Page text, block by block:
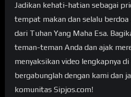
Jadikan kehati-hatian sebagai
tempat makan dan selalu
dari Tuhan Yang Maha Esa.
teman-teman Anda dan ajak
menyaksikan video lengkapnya di
bergabunglah dengan kami dan
komunitas Sipjos.com!